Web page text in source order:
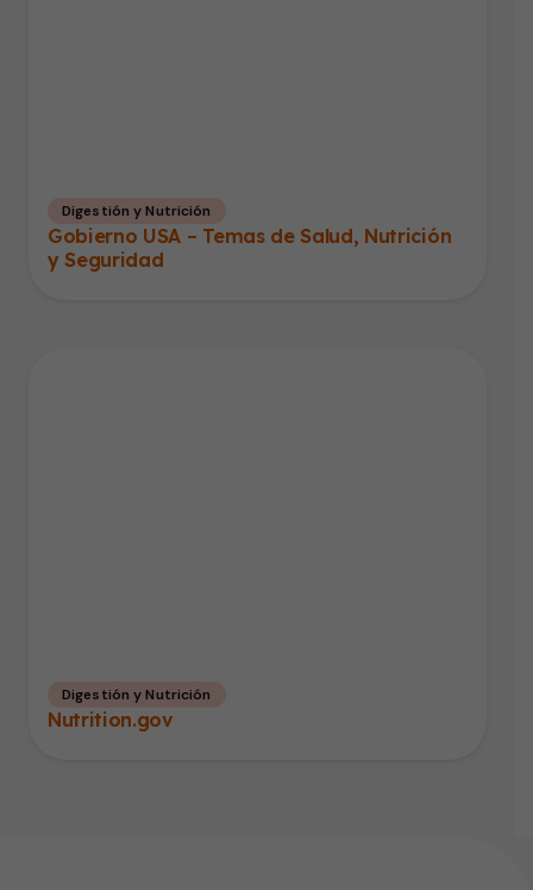
Digestión y Nutrición
Gobierno USA – Temas de Salud, Nutrición
y Seguridad
Digestión y Nutrición
Nutrition.gov